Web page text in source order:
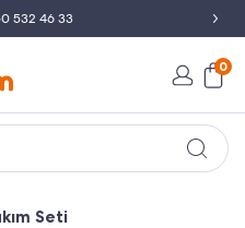
532 46 33
0
Seti